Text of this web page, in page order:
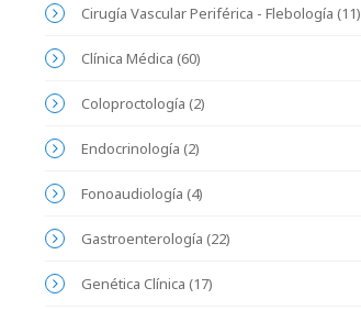
Cirugía Vascular Periférica - Flebología (11)
Clínica Médica (60)
Coloproctología (2)
Endocrinología (2)
Fonoaudiología (4)
Gastroenterología (22)
Genética Clínica (17)